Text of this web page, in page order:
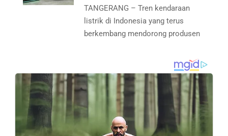
TANGERANG – Tren kendaraan
listrik di Indonesia yang terus
berkembang mendorong produsen